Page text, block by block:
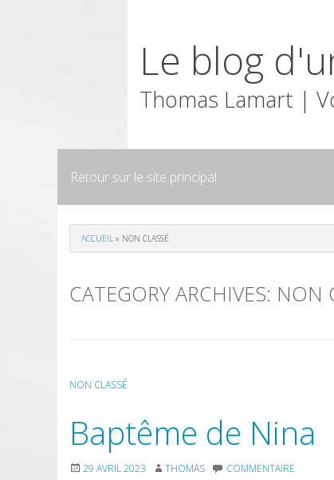
Le blog
Thomas Lamart |
Retour sur le site principal
ACCUEIL » NON CLASSÉ
CATEGORY ARCHIVES: NON
NON CLASSÉ
Baptême de Nina
29 AVRIL 2023 THOMAS COMMENTAIRE